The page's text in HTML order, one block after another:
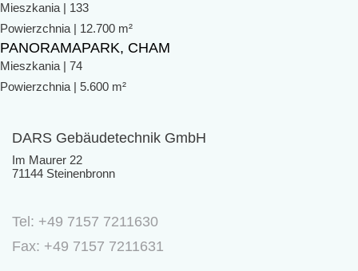
Mieszkania | 133
Powierzchnia | 12.700 m²
PANORAMAPARK, CHAM
Mieszkania | 74
Powierzchnia | 5.600 m²
DARS Gebäudetechnik GmbH
Im Maurer 22
71144 Steinenbronn
Tel: +49 7157 7211630
Fax: +49 7157 7211631